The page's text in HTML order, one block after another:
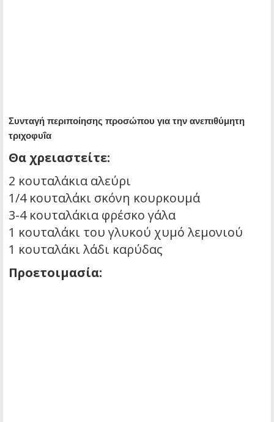
Συνταγή περιποίησης προσώπου για την ανεπιθύμητη
τριχοφυΐα
Θα χρειαστείτε:
2 κουταλάκια αλεύρι
1/4 κουταλάκι σκόνη κουρκουμά
3-4 κουταλάκια φρέσκο γάλα
1 κουταλάκι του γλυκού χυμό λεμονιού
1 κουταλάκι λάδι καρύδας
Προετοιμασία: